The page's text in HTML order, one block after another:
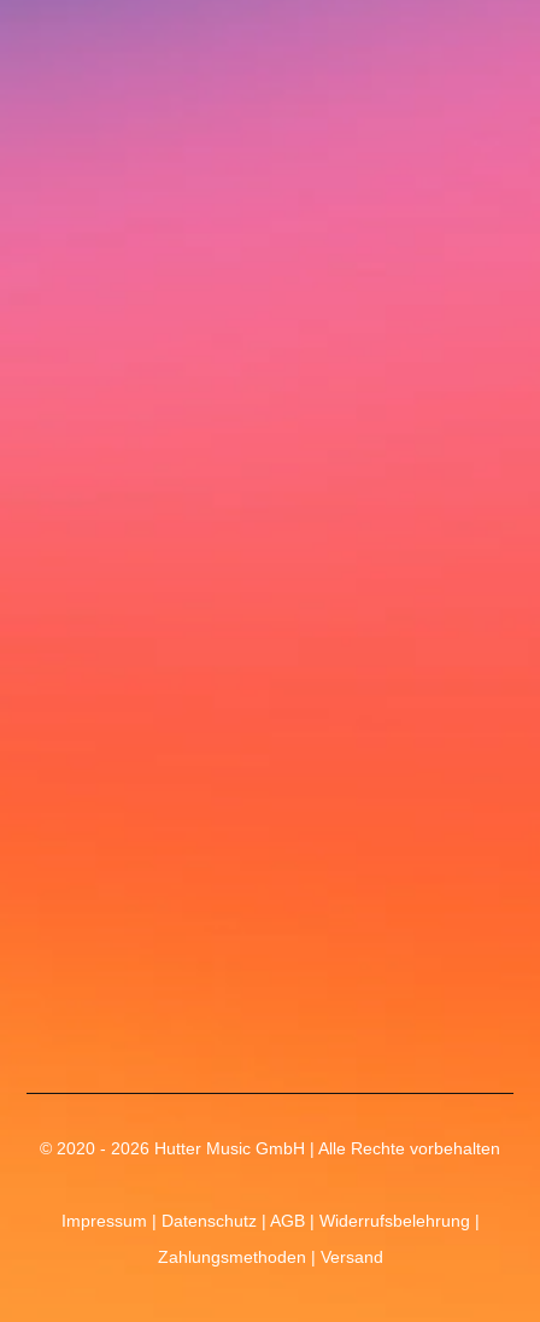
© 2020 - 2026 Hutter Music GmbH | Alle Rechte vorbehalten
Impressum | Datenschutz| AGB| Widerrufsbelehrung |
Zahlungsmethoden | Versand